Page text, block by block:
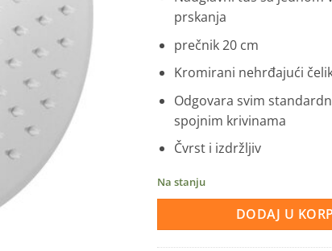
prskanja
prečnik 20 cm
Kromirani nehrđajući
Odgovara svim
spojnim krivinama
Čvrst i izdržljiv
Na stanju
DODAJ U